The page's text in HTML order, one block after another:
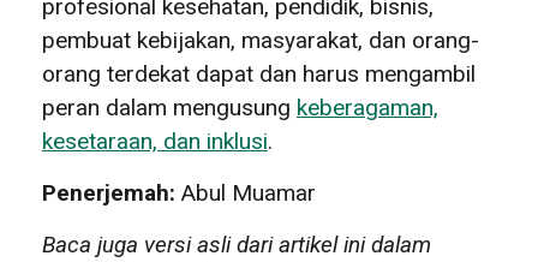
profesional kesehatan, pendidik, bisnis,
pembuat kebijakan, masyarakat, dan orang-
orang terdekat dapat dan harus mengambil
peran dalam mengusung keberagaman,
kesetaraan, dan inklusi.
Penerjemah: Abul Muamar
Baca juga versi asli dari artikel ini dalam